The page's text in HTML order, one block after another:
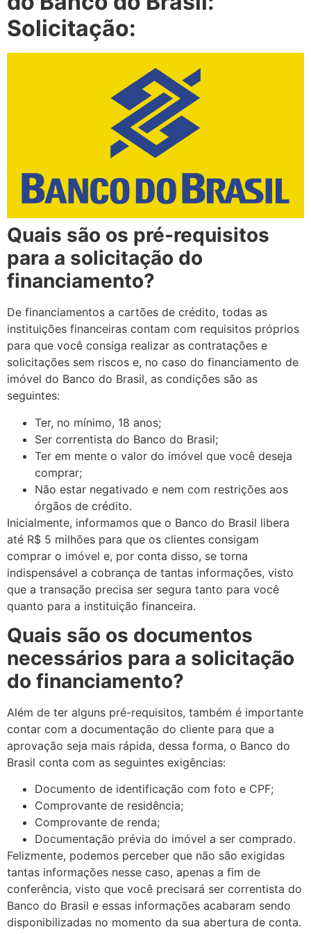
Solicitação:
Quais são os pré-requisitos
para a solicitação do
financiamento?
De financiamentos a cartões de crédito, todas as
instituições financeiras contam com requisitos próprios
para que você consiga realizar as contratações e
solicitações sem riscos e, no caso do financiamento de
imóvel do Banco do Brasil, as condições são as
seguintes:
Ter, no mínimo, 18 anos;
Ser correntista do Banco do Brasil;
Ter em mente o valor do imóvel que você deseja
comprar;
Não estar negativado e nem com restrições aos
órgãos de crédito.
Inicialmente, informamos que o Banco do Brasil libera
até R$ 5 milhões para que os clientes consigam
comprar o imóvel e, por conta disso, se torna
indispensável a cobrança de tantas informações, visto
que a transação precisa ser segura tanto para você
quanto para a instituição financeira.
Quais são os documentos
necessários para a solicitação
do financiamento?
Além de ter alguns pré-requisitos, também é importante
contar com a documentação do cliente para que a
aprovação seja mais rápida, dessa forma, o Banco do
Brasil conta com as seguintes exigências:
Documento de identificação com foto e CPF;
Comprovante de residência;
Comprovante de renda;
Documentação prévia do imóvel a ser comprado.
Felizmente, podemos perceber que não são exigidas
tantas informações nesse caso, apenas a fim de
conferência, visto que você precisará ser correntista do
Banco do Brasil e essas informações acabaram sendo
disponibilizadas no momento da sua abertura de conta.